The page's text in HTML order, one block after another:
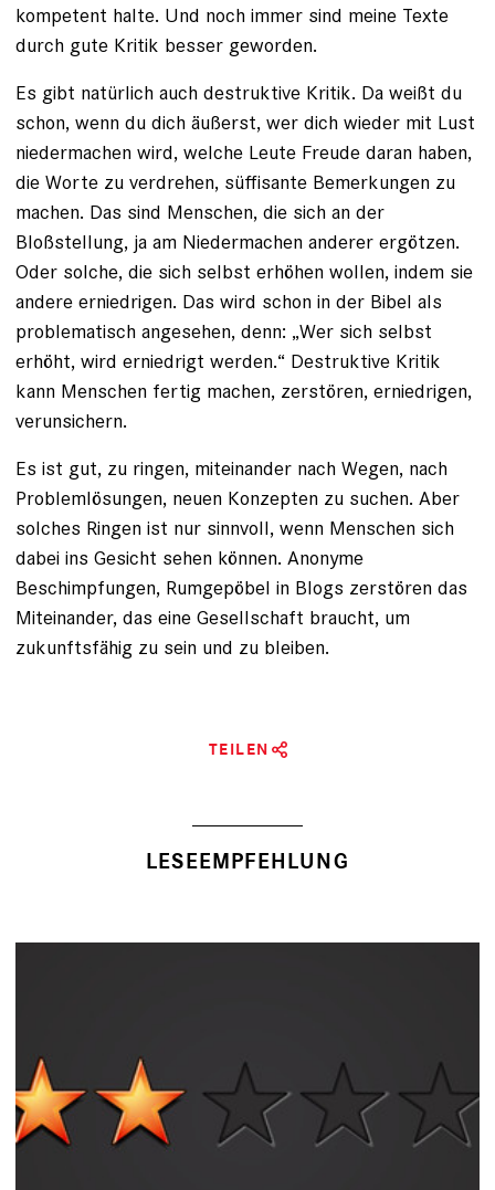
kompetent halte. Und noch immer sind meine Texte
durch gute Kritik besser geworden.
Es gibt natürlich auch destruktive Kritik. Da weißt du
schon, wenn du dich äußerst, wer dich wieder mit Lust
niedermachen wird, welche Leute Freude daran haben,
die Worte zu verdrehen, süffisante Bemerkungen zu
machen. Das sind Menschen, die sich an der
Bloßstellung, ja am Niedermachen anderer ergötzen.
Oder ­solche, die sich selbst erhöhen wollen, indem sie
andere erniedrigen. Das wird schon in der Bibel als
problematisch angesehen, denn: „Wer sich selbst
erhöht, wird erniedrigt werden.“ Destruktive Kritik
kann Menschen fertig machen, zerstören, erniedrigen,
verunsichern.
Es ist gut, zu ringen, miteinander nach Wegen, nach
Problemlösungen, neuen Konzepten zu suchen. Aber
solches Ringen ist nur sinnvoll, wenn Menschen sich
dabei ins Gesicht sehen können. Anonyme
Beschimpfungen, Rumgepöbel in Blogs zerstören das
Miteinander, das eine Gesellschaft braucht, um
zukunftsfähig zu sein und zu bleiben.
TEILEN
LESEEMPFEHLUNG